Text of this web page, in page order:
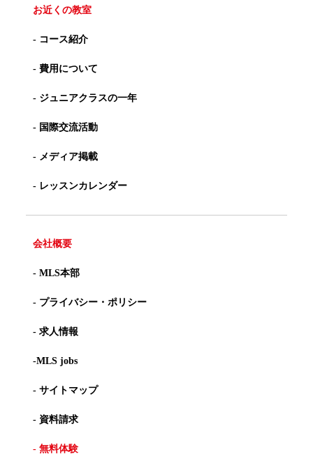
お近くの教室
- コース紹介
- 費用について
- ジュニアクラスの一年
- 国際交流活動
- メディア掲載
- レッスンカレンダー
会社概要
- MLS本部
- プライバシー・ポリシー
- 求人情報
-MLS jobs
- サイトマップ
- 資料請求
- 無料体験